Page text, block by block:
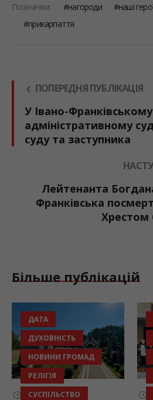
Позначки: нагороди наші
прикарпаття
ПОПЕРЕДНЯ ПУБЛІКАЦІЯ
У Івано-
адміністративному
суду та заступника
Лейтенанта
Франківська
Хрестом
Більше публікацій
ДАТА
ДУХОВНІСТЬ
НОВИНИ ГРОМАД
РЕЛІГІЯ
СУСПІЛЬСТВО
06.08.2026